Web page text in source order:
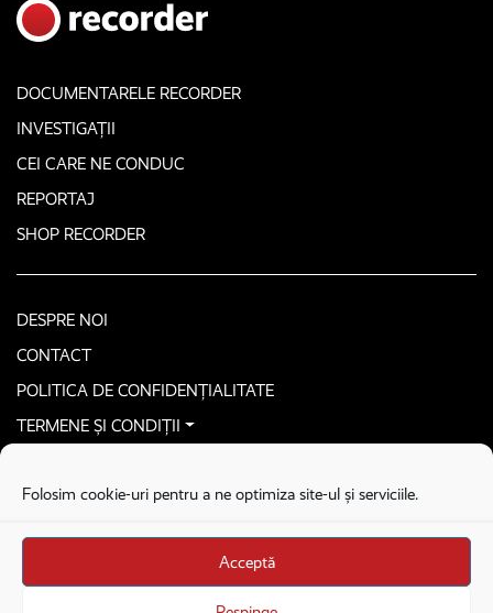
Folosim cookie-uri pentru a ne optimiza site-ul și serviciile.
Acceptă
DOCUMENTARELE RECORDER
INVESTIGAȚII
CEI CARE NE CONDUC
REPORTAJ
SHOP RECORDER
DESPRE NOI
CONTACT
POLITICA DE CONFIDENȚIALITATE
TERMENE ȘI CONDIȚII
Stega creative
Brandul Recorder e operat de Asociația Recorder Community, sub licența SC